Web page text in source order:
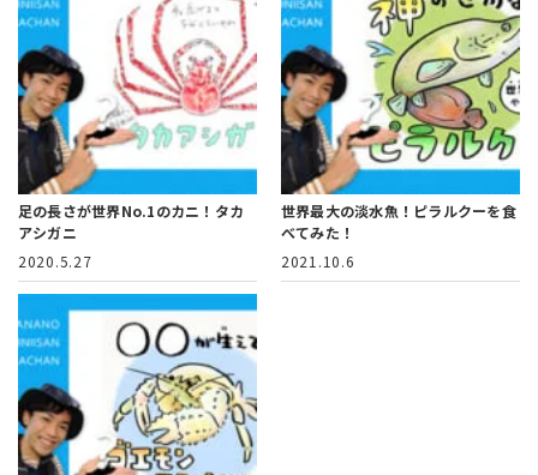
足の長さが世界No.1のカニ！タカ
アシガニ
2020.5.27
世界最大の淡水魚！ピラルクーを食
べてみた！
2021.10.6